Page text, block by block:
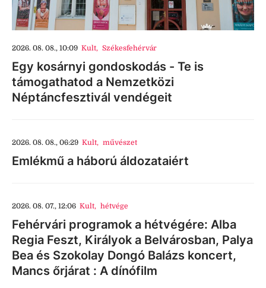
2026. 08. 08., 10:09 Kult, Székesfehérvár
Egy kosárnyi gondoskodás - Te is
támogathatod a Nemzetközi
Néptáncfesztivál vendégeit
2026. 08. 08., 06:29 Kult, művészet
Emlékmű a háború áldozataiért
2026. 08. 07., 12:06 Kult, hétvége
Fehérvári programok a hétvégére: Alba
Regia Feszt, Királyok a Belvárosban, Palya
Bea és Szokolay Dongó Balázs koncert,
Mancs őrjárat : A dínófilm